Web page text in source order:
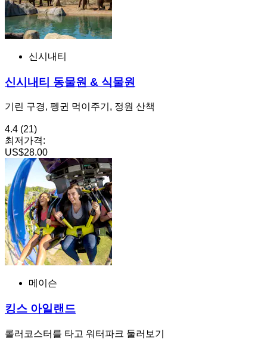
신시내티
신시내티 동물원 & 식물원
기린 구경, 펭귄 먹이주기, 정원 산책
4.4 (21)
최저가격:
US$28.00
메이슨
킹스 아일랜드
롤러코스터를 타고 워터파크 둘러보기